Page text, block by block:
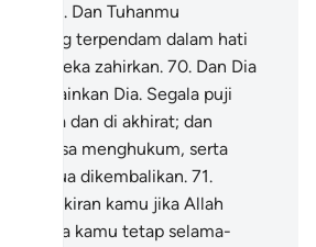
. Dan Tuhanmu
apa yang terpendam dalam hati
mereka zahirkan. 70. Dan Dia
melainkan Dia. Segala puji
di dunia dan di akhirat; dan
berkuasa menghukum, serta
semua dikembalikan. 71.
fikiran kamu jika Allah
kepada kamu tetap selama-